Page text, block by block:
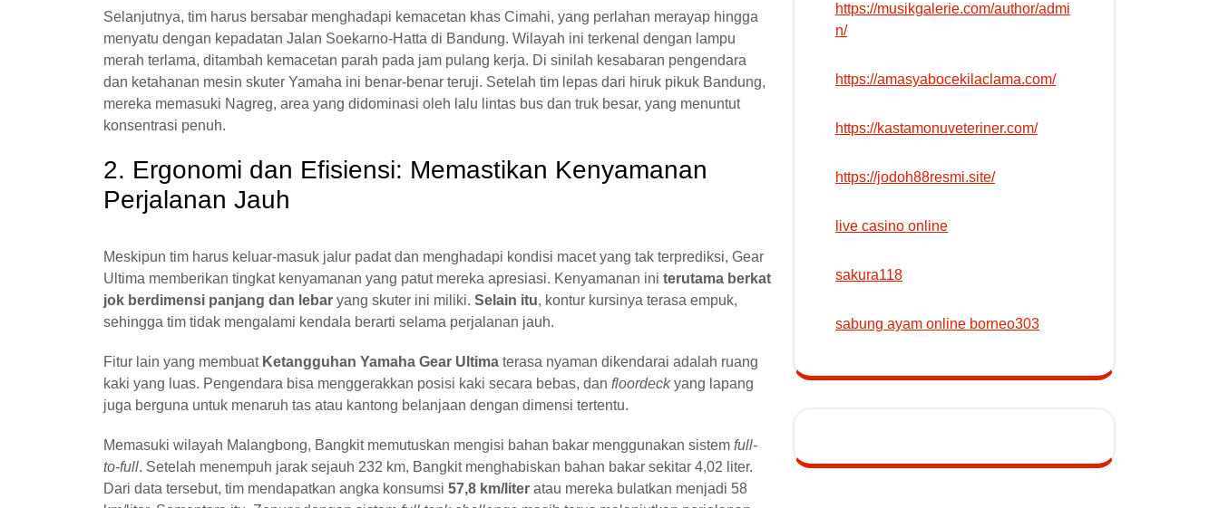
Selanjutnya, tim harus bersabar menghadapi kemacetan khas Cimahi, yang perlahan merayap hingga
menyatu dengan kepadatan Jalan Soekarno-Hatta di Bandung. Wilayah ini terkenal dengan lampu
merah terlama, ditambah kemacetan parah pada jam pulang kerja. Di sinilah kesabaran pengendara
dan ketahanan mesin skuter Yamaha ini benar-benar teruji. Setelah tim lepas dari hiruk pikuk Bandung,
mereka memasuki Nagreg, area yang didominasi oleh lalu lintas bus dan truk besar, yang menuntut
konsentrasi penuh.
2. Ergonomi dan Efisiensi: Memastikan Kenyamanan
Perjalanan Jauh
Meskipun tim harus keluar-masuk jalur padat dan menghadapi kondisi macet yang tak terprediksi, Gear
Ultima memberikan tingkat kenyamanan yang patut mereka apresiasi. Kenyamanan ini terutama berkat
jok berdimensi panjang dan lebar yang skuter ini miliki. Selain itu, kontur kursinya terasa empuk,
sehingga tim tidak mengalami kendala berarti selama perjalanan jauh.
Fitur lain yang membuat Ketangguhan Yamaha Gear Ultima terasa nyaman dikendarai adalah ruang
kaki yang luas. Pengendara bisa menggerakkan posisi kaki secara bebas, dan floordeckyang lapang
juga berguna untuk menaruh tas atau kantong belanjaan dengan dimensi tertentu.
Memasuki wilayah Malangbong, Bangkit memutuskan mengisi bahan bakar menggunakan sistem full-
to-full. Setelah menempuh jarak sejauh 232 km, Bangkit menghabiskan bahan bakar sekitar 4,02 liter.
Dari data tersebut, tim mendapatkan angka konsumsi 57,8 km/liter atau mereka bulatkan menjadi 58
https://musikgalerie.com/author/admi
n/
https://amasyabocekilaclama.com/
https://kastamonuveteriner.com/
https://jodoh88resmi.site/
live casino online
sakura118
sabung ayam online borneo303